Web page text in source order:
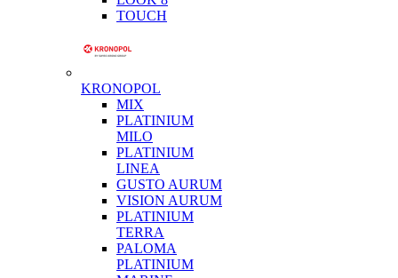
TOUCH
KRONOPOL
MIX
PLATINIUM
MILO
PLATINIUM
LINEA
GUSTO AURUM
VISION AURUM
PLATINIUM
TERRA
PALOMA
PLATINIUM